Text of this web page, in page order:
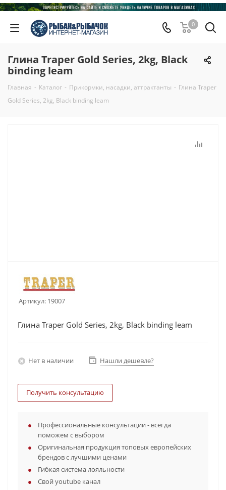
0
Глина Traper Gold Series, 2kg, Black
binding leam
Главная - Каталог - Прикормки, насадки, аттрактанты - Глина Traper
Gold Series, 2kg, Black binding leam
Артикул: 19007
Глина Traper Gold Series, 2kg, Black binding leam
Нет в наличии Нашли дешевле?
Получить консультацию
Профессиональные консультации - всегда
поможем с выбором
Оригинальная продукция топовых европейских
брендов с лучшими ценами
Гибкая система лояльности
Свой youtube канал